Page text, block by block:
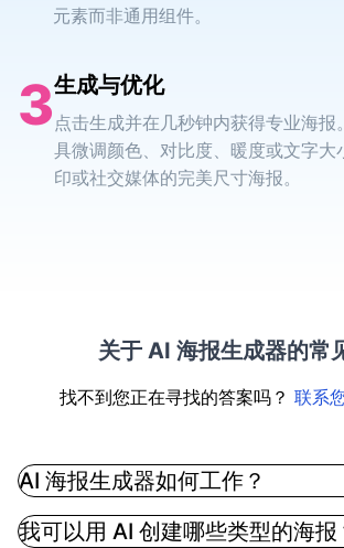
元素而非通用组件。
3生成与优化
点击生成并在几秒钟内获得专业海报
具微调颜色、对比度、暖度或文字大
印或社交媒体的完美尺寸海报。
关于 AI 海报生成器的常
找不到您正在寻找的答案吗？ 联系
AI 海报生成器如何工作？
AI 海报生成器使用先进的图像生成模
述转换为专业海报设计。您提供简要描
我可以用 AI 创建哪些类型的海报